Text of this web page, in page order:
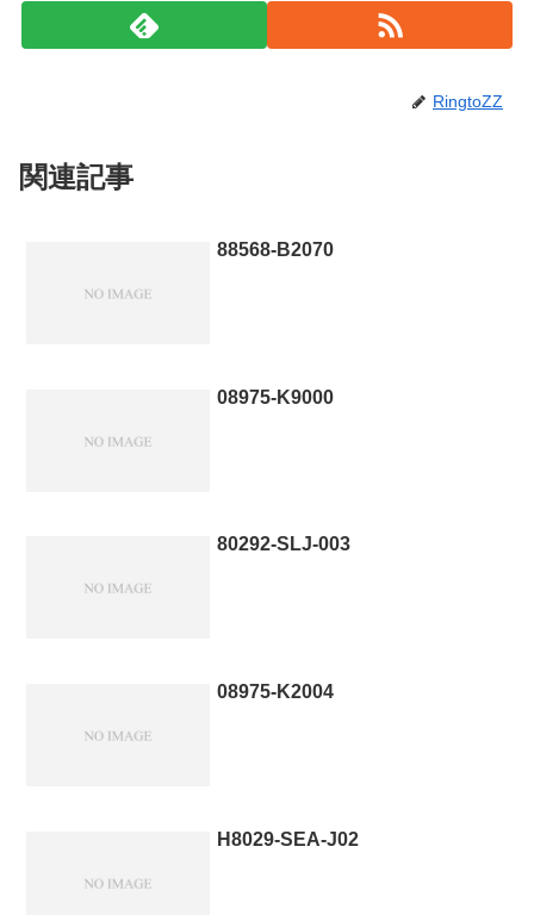
RingtoZZ
関連記事
88568-B2070
08975-K9000
80292-SLJ-003
08975-K2004
H8029-SEA-J02